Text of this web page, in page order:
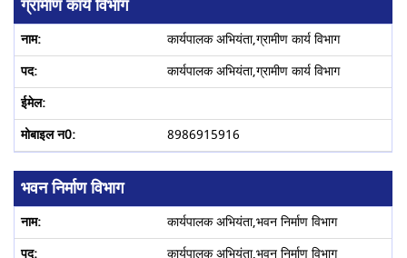
ग्रामीण कार्य विभाग
कार्यपालक अभियंता,ग्रामीण कार्य विभाग
कार्यपालक अभियंता,ग्रामीण कार्य विभाग
8986915916
भवन निर्माण विभाग
कार्यपालक अभियंता,भवन निर्माण विभाग
कार्यपालक अभियंता,भवन निर्माण विभाग